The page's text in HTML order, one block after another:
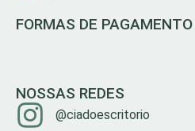
FORMAS DE PAGAMENTO
NOSSAS REDES
@ciadoescritorio